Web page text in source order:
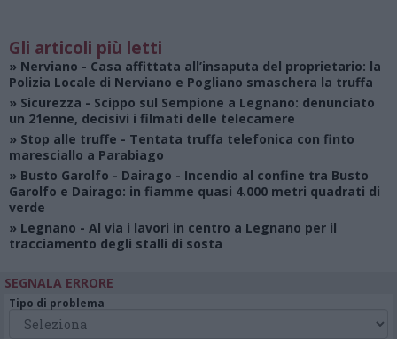
Gli articoli più letti
» Nerviano - Casa affittata all’insaputa del proprietario: la
Polizia Locale di Nerviano e Pogliano smaschera la truffa
» Sicurezza - Scippo sul Sempione a Legnano: denunciato
un 21enne, decisivi i filmati delle telecamere
» Stop alle truffe - Tentata truffa telefonica con finto
maresciallo a Parabiago
» Busto Garolfo - Dairago - Incendio al confine tra Busto
Garolfo e Dairago: in fiamme quasi 4.000 metri quadrati di
verde
» Legnano - Al via i lavori in centro a Legnano per il
tracciamento degli stalli di sosta
SEGNALA ERRORE
Tipo di problema